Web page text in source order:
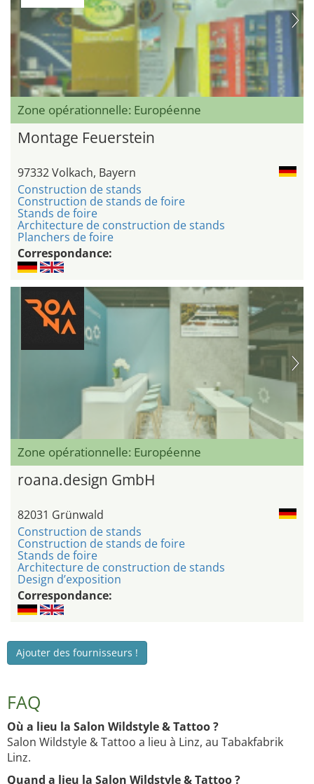
Zone opérationnelle: Européenne
Montage Feuerstein
97332 Volkach, Bayern
Construction de stands
Construction de stands de foire
Stands de foire
Architecture de construction de stands
Planchers de foire
Correspondance:
Zone opérationnelle: Européenne
roana.design GmbH
82031 Grünwald
Construction de stands
Construction de stands de foire
Stands de foire
Architecture de construction de stands
Design d’exposition
Correspondance:
Ajouter des fournisseurs !
FAQ
Où a lieu la Salon Wildstyle & Tattoo ?
Salon Wildstyle & Tattoo a lieu à Linz, au Tabakfabrik
Linz.
Quand a lieu la Salon Wildstyle & Tattoo ?